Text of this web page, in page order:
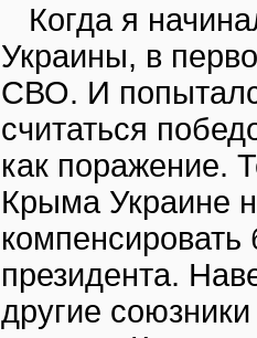
Когда я
Украины, в
СВО. И
считаться
как поражение.
Крыма Украине
президента.
другие